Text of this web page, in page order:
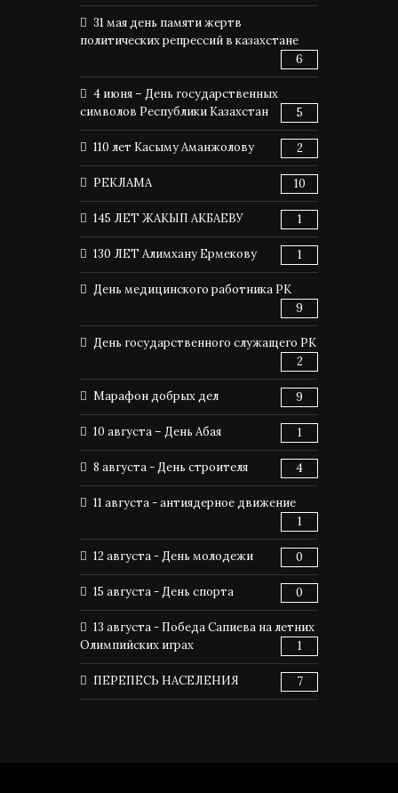
31 мая день памяти жертв
политических репрессий в казахстане
6
4 июня – День государственных
символов Республики Казахстан
5
110 лет Касыму Аманжолову 2
РЕКЛАМА 10
145 ЛЕТ ЖАКЫП АКБАЕВУ 1
130 ЛЕТ Алимхану Ермекову 1
День медицинского работника РК
9
День государственного служащего РК
2
Марафон добрых дел 9
10 августа – День Абая 1
8 августа - День строителя 4
11 августа - антиядерное движение
1
12 августа - День молодежи 0
15 августа - День спорта 0
13 августа - Победа Сапиева на летних
Олимпийских играх
1
ПЕРЕПЕСЬ НАСЕЛЕНИЯ 7